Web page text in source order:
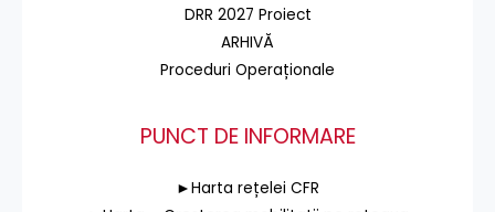
DRR 2027 Proiect
ARHIVĂ
Proceduri Operaționale
PUNCT DE INFORMARE
►Harta rețelei CFR